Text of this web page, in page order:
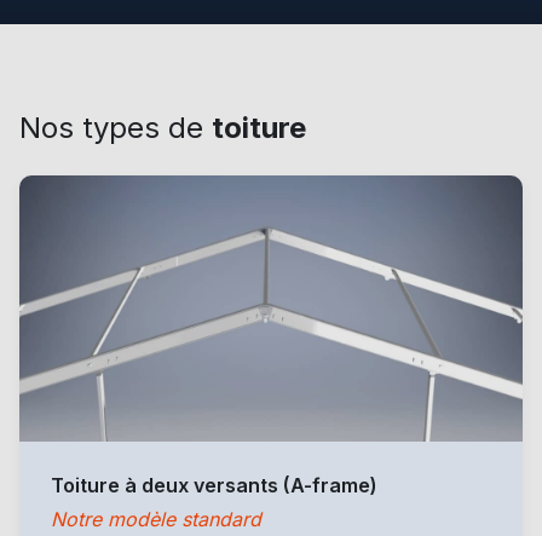
Nos types de toiture
Toiture à deux versants (A-frame)
Notre modèle standard